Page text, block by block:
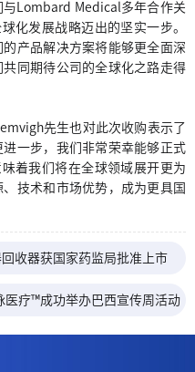
Lombard Medical多年合作关
化发展战略迈出的坚实一步。
产品解决方案将能够更全面深
同期待公司的全球化之路走得
先生也对此次收购表示了
一步，我们非常荣幸能够正式
着我们将在全球领域展开更为
技术和市场优势，成为更具国
收器获国家药监局批准上市
医疗™成功举办巴西宣传周活动